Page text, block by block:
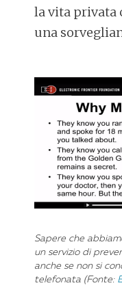
la vita privata
una
Sapere che
un servizio di
anche se non si
telefonata (Fonte: